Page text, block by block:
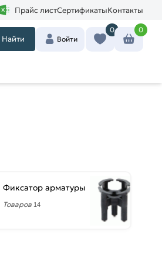
Прайс листСертификатыКонтакты
Найти Войти
0 0
Фиксатор арматуры
Товаров 14